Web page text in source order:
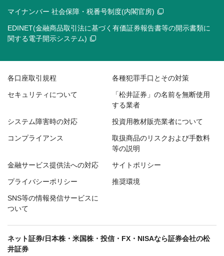
マイナンバー 社会保障・税番号制度(内閣官房)
EDINET(金融商品取引法に基づく有価証券報告書等の開示書類に
関する電子開示システム)
各口座取引規程 各種犯罪手口とその対策
セキュリティについて
「松井証券」の名前を無断使用
する業者
システム障害時の対応 投資用教材販売業者について
コンプライアンス
取扱商品のリスクおよび手数料
等の説明
金融サービス提供法への対応 サイトポリシー
プライバシーポリシー 推奨環境
SNS等の情報発信サービスに
ついて
ネット証券/日本株・米国株・投信・FX・NISAなら証券会社の松
井証券